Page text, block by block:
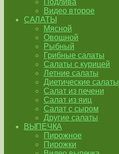
Подлива
Видео второе
САЛАТЫ
Мясной
Овощной
Рыбный
Грибные салаты
Салаты с курицей
Летние салаты
Диетические салаты
Салат из печени
Салат из яиц
Салат с сыром
Другие салаты
ВЫПЕЧКА
Пирожное
Пирожки